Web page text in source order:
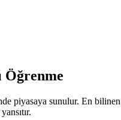
Öğrenme
piyasaya sunulur. En